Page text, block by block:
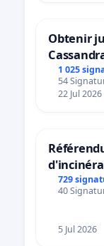
décret,
pour
qualité.
En
ailleurs
et
pour les
Obtenir
1 025
54
22 Jul 2026
729
40
5 Jul 2026